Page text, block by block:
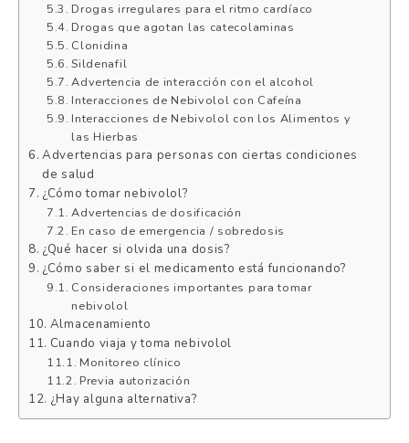
Drogas irregulares para el ritmo cardíaco
Drogas que agotan las catecolaminas
Clonidina
Sildenafil
Advertencia de interacción con el alcohol
Interacciones de Nebivolol con Cafeína
Interacciones de Nebivolol con los Alimentos y
las Hierbas
Advertencias para personas con ciertas condiciones
de salud
¿Cómo tomar nebivolol?
Advertencias de dosificación
En caso de emergencia / sobredosis
¿Qué hacer si olvida una dosis?
¿Cómo saber si el medicamento está funcionando?
Consideraciones importantes para tomar
nebivolol
Almacenamiento
Cuando viaja y toma nebivolol
Monitoreo clínico
Previa autorización
¿Hay alguna alternativa?